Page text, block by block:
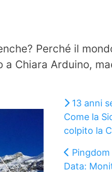
Perché il
a Chiara Arduino,
13 anni
Come la
colpito la
Data: